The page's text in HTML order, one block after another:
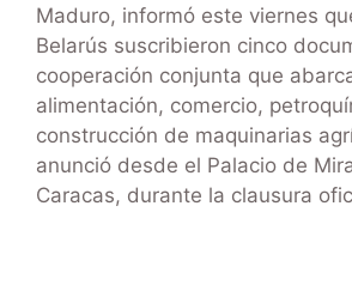
Maduro, informó este viernes
Belarús suscribieron cinco
cooperación conjunta que
alimentación, comercio,
construcción de maquinarias
anunció desde el Palacio de
Caracas, durante la clausura